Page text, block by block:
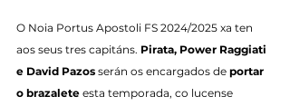
O Noia Portus Apostoli FS 2024/2025 xa ten
aos seus tres capitáns. Pirata, Power Raggiati
e David Pazos serán os encargados de portar
o brazalete esta temporada, co lucense